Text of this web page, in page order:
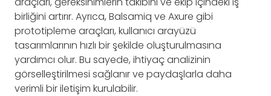
birliğini artırır. Ayrıca, Balsamiq ve Axure gibi
prototipleme araçları, kullanıcı arayüzü
tasarımlarının hızlı bir şekilde oluşturulmasına
yardımcı olur. Bu sayede, ihtiyaç analizinin
görselleştirilmesi sağlanır ve paydaşlarla daha
verimli bir iletişim kurulabilir.